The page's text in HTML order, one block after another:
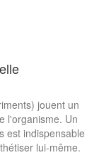
jouent un
l'organisme. Un
est indispensable
lui-même.